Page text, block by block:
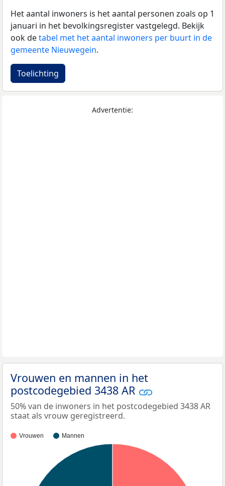
Het aantal inwoners is het aantal personen zoals op 1
januari in het bevolkingsregister vastgelegd. Bekijk
ook detabel met het aantal inwoners per buurt in de
gemeente Nieuwegein.
Toelichting
Advertentie:
Vrouwen en mannen in het
postcodegebied 3438 AR
50% van de inwoners in het postcodegebied 3438 AR
staat als vrouw geregistreerd.
Vrouwen Mannen